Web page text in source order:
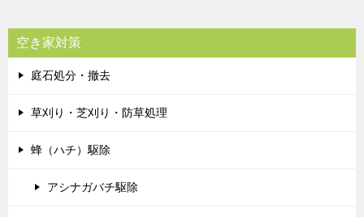
空き家対策
庭石処分・撤去
草刈り・芝刈り・防草処理
蜂（ハチ）駆除
アシナガバチ駆除